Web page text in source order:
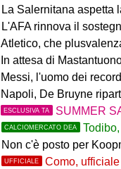
La Salernitana aspetta la
L'AFA rinnova il sostegno
Atletico, che
In attesa di Mastantuono, la
Messi, l'uomo dei record:
Napoli, De Bruyne
ESCLUSIVA TA SUMMER SALE - Porta il
CALCIOMERCATO DEA Todibo, è
Non c'è posto per
UFFICIALE Como, ufficiale